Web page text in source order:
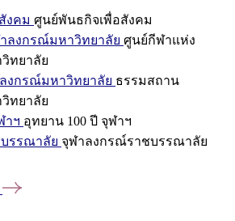
งคม ศูนย์พันธกิจเพื่อสังคม
ลงกรณ์มหาวิทยาลัย ศูนย์กีฬาแห่ง
ทยาลัย
งกรณ์มหาวิทยาลัย ธรรมสถาน
ทยาลัย
าฯ อุทยาน 100 ปี จุฬาฯ
รรณาลัย จุฬาลงกรณ์ราชบรรณาลัย